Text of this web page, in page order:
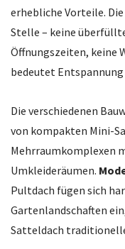
erhebliche Vorteile. Die
Stelle – keine
Öffnungszeiten, keine
bedeutet Entspannung
Die verschiedenen
von kompakten Mini-
Mehrraumkomplexen
Umkleideräumen.
Pultdach fügen sich
Gartenlandschaften
Satteldach